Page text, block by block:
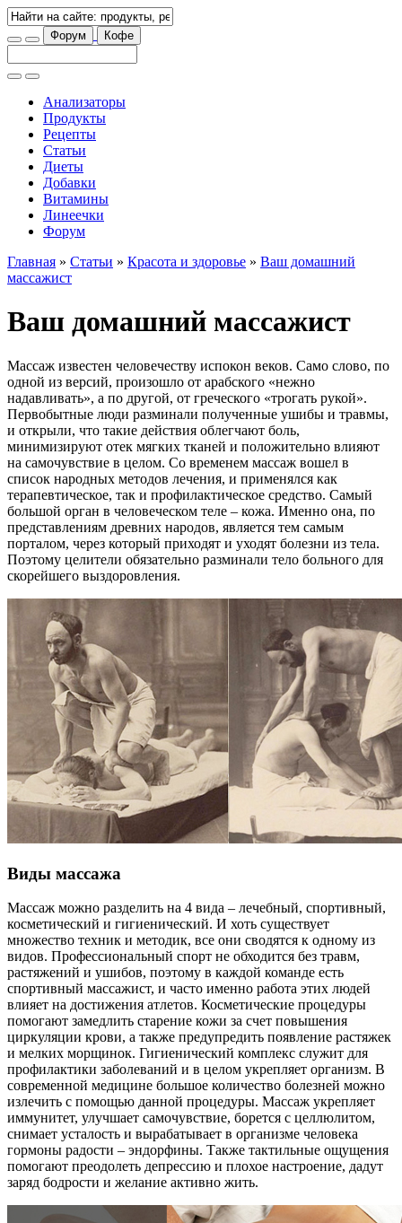
Форум Кофе
Анализаторы
Продукты
Рецепты
Статьи
Диеты
Добавки
Витамины
Линеечки
Форум
Главная » Статьи » Красота и здоровье » Ваш домашний
массажист
Ваш домашний массажист
Массаж известен человечеству испокон веков. Само слово, по
одной из версий, произошло от арабского «нежно
надавливать», а по другой, от греческого «трогать рукой».
Первобытные люди разминали полученные ушибы и травмы,
и открыли, что такие действия облегчают боль,
минимизируют отек мягких тканей и положительно влияют
на самочувствие в целом. Со временем массаж вошел в
список народных методов лечения, и применялся как
терапевтическое, так и профилактическое средство. Самый
большой орган в человеческом теле – кожа. Именно она, по
представлениям древних народов, является тем самым
порталом, через который приходят и уходят болезни из тела.
Поэтому целители обязательно разминали тело больного для
скорейшего выздоровления.
Виды массажа
Массаж можно разделить на 4 вида – лечебный, спортивный,
косметический и гигиенический. И хоть существует
множество техник и методик, все они сводятся к одному из
видов. Профессиональный спорт не обходится без травм,
растяжений и ушибов, поэтому в каждой команде есть
спортивный массажист, и часто именно работа этих людей
влияет на достижения атлетов. Косметические процедуры
помогают замедлить старение кожи за счет повышения
циркуляции крови, а также предупредить появление растяжек
и мелких морщинок. Гигиенический комплекс служит для
профилактики заболеваний и в целом укрепляет организм. В
современной медицине большое количество болезней можно
излечить с помощью данной процедуры. Массаж укрепляет
иммунитет, улучшает самочувствие, борется с целлюлитом,
снимает усталость и вырабатывает в организме человека
гормоны радости – эндорфины. Также тактильные ощущения
помогают преодолеть депрессию и плохое настроение, дадут
заряд бодрости и желание активно жить.